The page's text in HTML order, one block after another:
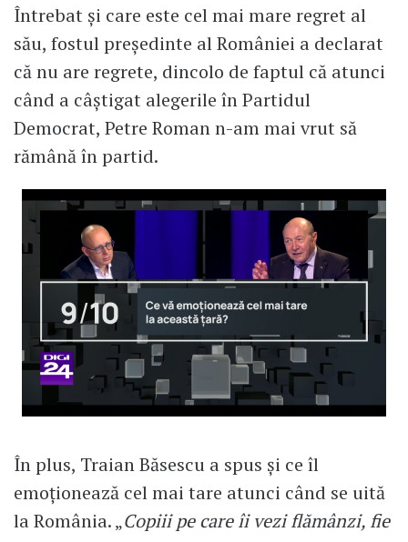
Întrebat și care este cel mai mare regret al
său, fostul președinte al României a declarat
că nu are regrete, dincolo de faptul că atunci
când a câștigat alegerile în Partidul
Democrat, Petre Roman n-am mai vrut să
rămână în partid.
În plus, Traian Băsescu a spus și ce îl
emoționează cel mai tare atunci când se uită
la România. „Copiii pe care îi vezi flămânzi, fie